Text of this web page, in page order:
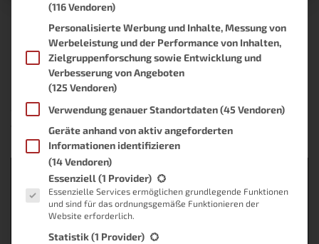
Mein AI-Workflow im Smart Home
Kennst du diese ganzen „Wie ich mit ChatGPT reich wurde“-
Postings auf Social Media? Genau das wird es hier nicht! Ich will dir
in meinem Artikel zeigen, wie ich mir einen AI-Workflow gebaut
habe, der mich im Alltag unterstützt. Ein Workflow, der mir mehr
Arbeit abnimmt als er mir verschafft. Und Weiterlesen
Lukas, vor2 Monaten
(116 Vendoren)
Personalisierte Werbung und Inhalte, Messung von
Werbeleistung und der Performance von Inhalten,
Zielgruppenforschung sowie Entwicklung und
Verbesserung von Angeboten
(125 Vendoren)
Verwendung genauer Standortdaten(45 Vendoren)
Geräte anhand von aktiv angeforderten
Informationen identifizieren
(14 Vendoren)
Es folgt eine Liste der Service-Gruppen, für die eine
Essenziell(1 Provider)
Essenzielle Services ermöglichen grundlegende Funktionen
und sind für das ordnungsgemäße Funktionieren der
Website erforderlich.
Statistik(1 Provider)